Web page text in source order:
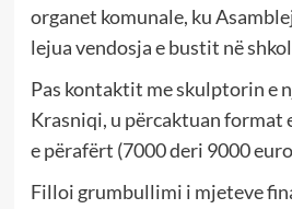
organet komunale, ku
lejua vendosja e bustit në
Pas kontaktit me skulptorin e
Krasniqi, u përcaktuan format
e përafërt (7000 deri 9000
Filloi grumbullimi i mjeteve